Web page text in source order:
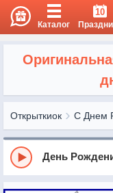
Каталог
10
Открыткиок С Днем
День